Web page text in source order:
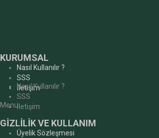
KURUMSAL
Nasıl Kullanılır ?
SSS
İletişim
Menu
Nasıl Kullanılır ?
SSS
İletişim
GİZLİLİK VE KULLANIM
Üyelik Sözleşmesi